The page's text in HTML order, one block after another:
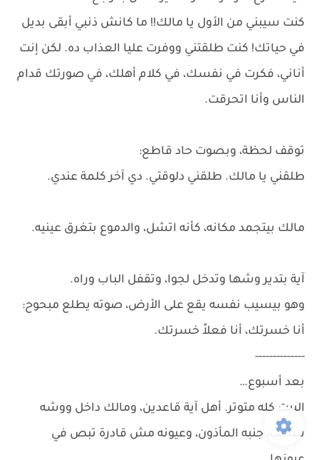
كنت سيبني من الأول يا مالك!! ما كانش ذنبي أبقى بديل
في حياتك! كنت طلقتني ووفرت عليا العذاب ده. لكن إنت
أناني، فكرت في نفسك، في كلام أهلك، في صورتك قدام
الناس وأنا اتحرقت.
توقف لحظة، وبصوت حاد قاطع:
طلقني يا مالك. طلقني دلوقتي. دي آخر كلمة عندي.
مالك بيتجمد مكانه، كأنه اتشل، والدموع بتغرق عينيه.
آية بتدير وشها وتدخل لجوا، وتقفل الباب وراه.
وهو بيسيب نفسه يقع على الأرض، صوته يطلع مبحوح:
أنا خسرتك، أنا فعلاً خسرتك.
--------------
بعد أسبوع…
البيت كله متوتر. أهل آية قاعدين، ومالك داخل ووشه
شاحب، جنبه المأذون، وعيونه مش قادرة تبص في